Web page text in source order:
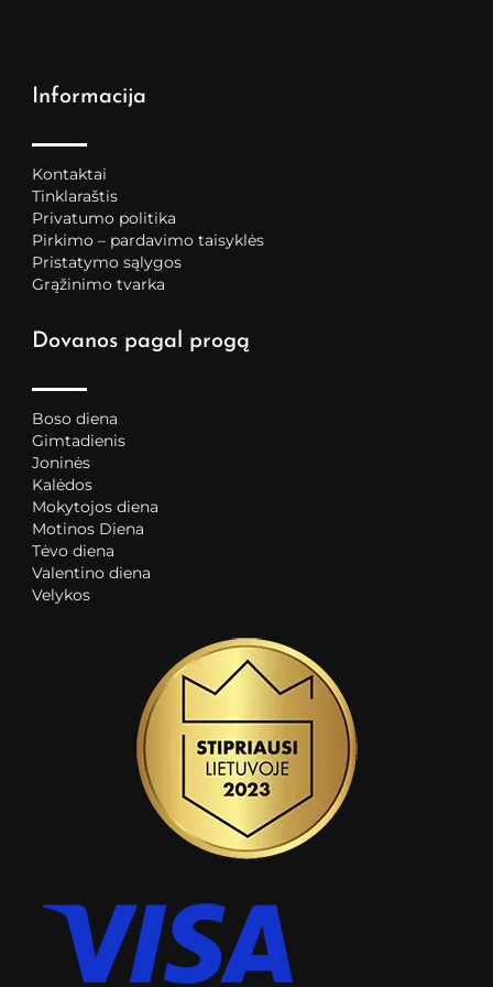
Informacija
Kontaktai
Tinklaraštis
Privatumo politika
Pirkimo – pardavimo taisyklės
Pristatymo sąlygos
Grąžinimo tvarka
Dovanos pagal progą
Boso diena
Gimtadienis
Joninės
Kalėdos
Mokytojos diena
Motinos Diena
Tėvo diena
Valentino diena
Velykos